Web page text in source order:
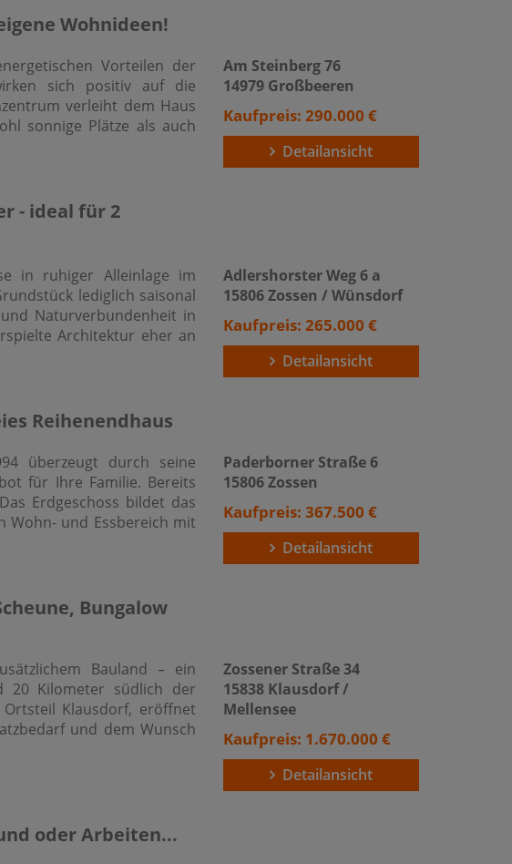
Wohnideen!
Vorteilen der
sich positiv auf die
verleiht dem Haus
sonnige Plätze als auch
Am Steinberg 76
14979 Großbeeren
Kaufpreis: 290.000 €
Detailansicht
- ideal für 2
in ruhiger Alleinlage im
lediglich saisonal
Naturverbundenheit in
Architektur eher an
Adlershorster Weg 6 a
15806 Zossen / Wünsdorf
Kaufpreis: 265.000 €
Detailansicht
Reihenendhaus
überzeugt durch seine
für Ihre Familie. Bereits
Erdgeschoss bildet das
Wohn- und Essbereich mit
Paderborner Straße 6
15806 Zossen
Kaufpreis: 367.500 €
Detailansicht
Bungalow
Bauland – ein
20 Kilometer südlich der
Klausdorf, eröffnet
und dem Wunsch
Zossener Straße 34
15838 Klausdorf /
Mellensee
Kaufpreis: 1.670.000 €
Detailansicht
oder Arbeiten...